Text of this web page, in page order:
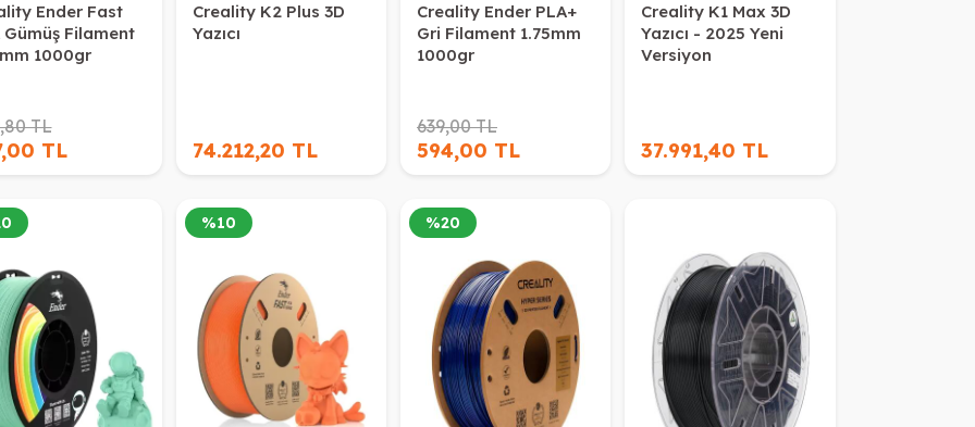
Ender Fast
Gümüş Filament
1000gr
TL
TL
Creality K2 Plus 3D
Yazıcı
74.212,20 TL
Creality Ender PLA+
Gri Filament 1.75mm
1000gr
639,00 TL
594,00 TL
Creality K1 Max 3D
Yazıcı - 2025 Yeni
Versiyon
37.991,40 TL
%10 %20